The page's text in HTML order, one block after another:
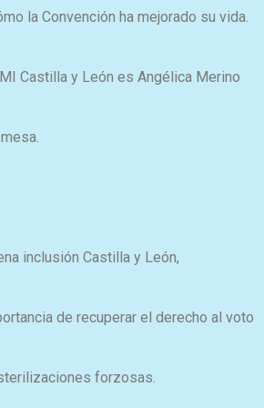
la Convención ha mejorado su vida.
Castilla y León es Angélica Merino
inclusión Castilla y León,
de recuperar el derecho al voto
forzosas.